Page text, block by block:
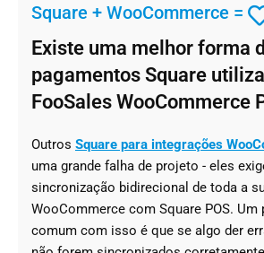
Square + WooCommerce =
Existe uma melhor forma
pagamentos Square
FooSales WooCommerce
Outros Square para integrações
uma grande falha de projeto - eles
sincronização bidirecional de toda a
WooCommerce com Square POS.
comum com isso é que se algo der